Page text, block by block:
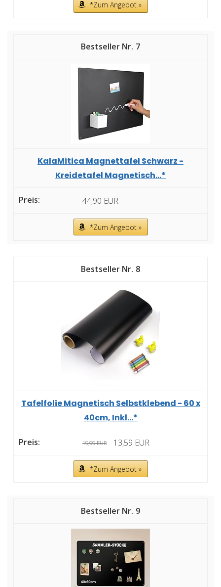
*Zum Angebot »
7
KalaMitica Magnettafel Schwarz -
Kreidetafel Magnetisch...*
44,90 EUR
*Zum Angebot »
8
Tafelfolie Magnetisch Selbstklebend - 60 x
40cm, Inkl...*
19,99 EUR 13,59 EUR
*Zum Angebot »
9